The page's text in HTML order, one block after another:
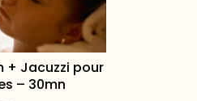
+ Jacuzzi pour
– 30mn